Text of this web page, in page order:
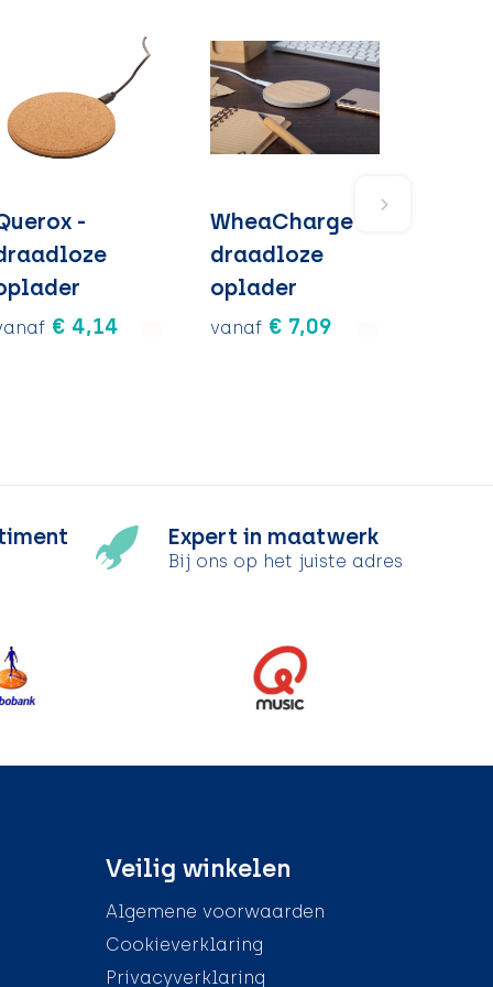
-
€ 4,14
WheaCharge -
draadloze
oplader
vanaf € 7,09
Expert in maatwerk
Bij ons op het juiste adres
Veilig winkelen
Algemene voorwaarden
Cookieverklaring
Privacyverklaring